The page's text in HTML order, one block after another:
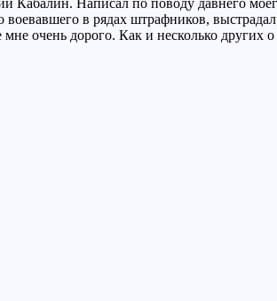
Кабалин. Написал по поводу давнего
воевавшего в рядах штрафников,
очень дорого. Как и несколько других